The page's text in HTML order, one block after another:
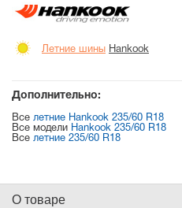
Летние шины Hankook
Дополнительно:
Все летние Hankook 235/60 R18
Все модели Hankook 235/60 R18
Все летние 235/60 R18
О товаре